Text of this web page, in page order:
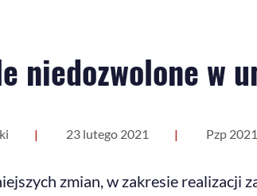
niedozwolone w
23 lutego 2021 Pzp 2021
zmian, w zakresie realizacji